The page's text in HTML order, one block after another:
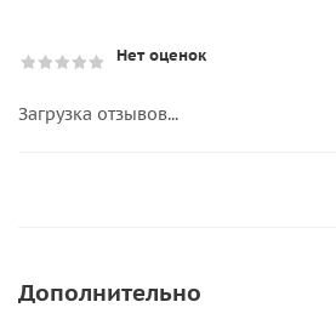
Нет оценок
Загрузка отзывов...
Дополнительно